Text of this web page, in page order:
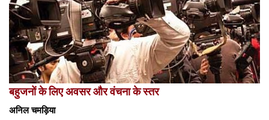
बहुजनों के लिए अवसर और वंचना के स्तर
अनिल चमड़िया